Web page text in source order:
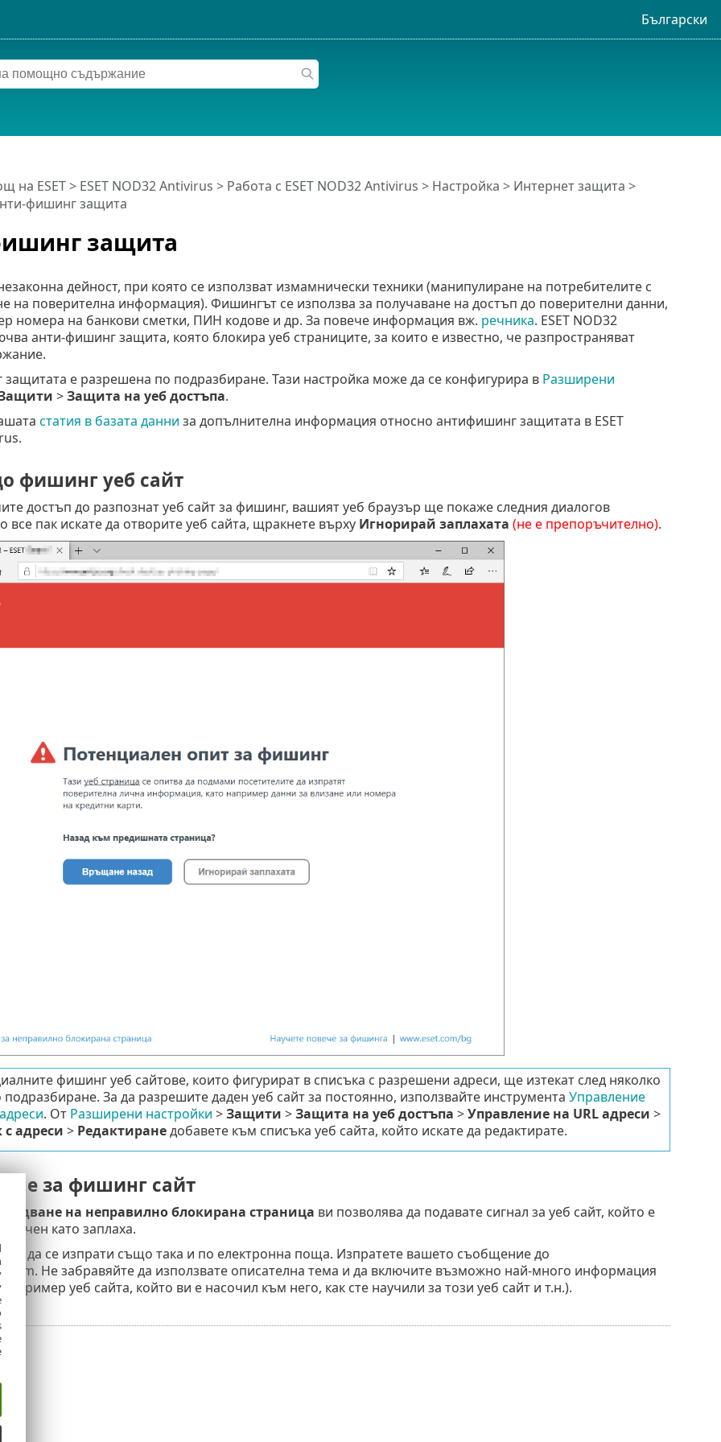
Български
защита
на ESET> ESET NOD32 Antivirus > Работа с ESET NOD32 Antivirus > Настройка > Интернет защита >
фишинг защита
дейност, при която се използват измамнически техники (манипулиране на потребителите с
на поверителна информация). Фишингът се използва за получаване на достъп до поверителни данни,
номера на банкови сметки, ПИН кодове и др. За повече информация вж. речника. ESET NOD32
анти-фишинг защита, която блокира уеб страниците, за които е известно, че разпространяват
е разрешена по подразбиране. Тази настройка може да се конфигурира в Разширени
>Защита на уеб достъпа.
статия в базата данни за допълнителна информация относно антифишинг защитата в ESET
фишинг уеб сайт
достъп до разпознат уеб сайт за фишинг, вашият уеб браузър ще покаже следния диалогов
все пак искате да отворите уеб сайта, щракнете върху Игнорирай заплахата (не е препоръчително).
фишинг уеб сайтове, които фигурират в списъка с разрешени адреси, ще изтекат след няколко
подразбиране. За да разрешите даден уеб сайт за постоянно, използвайте инструмента Управление
. От Разширени настройки >Защити >Защита на уеб достъпа >Управление на URL адреси >
с адреси > Редактиранедобавете към списъка уеб сайта, който искате да редактирате.
за фишинг сайт
на неправилно блокирана страница ви позволява да подавате сигнал за уеб сайт, който е
като заплаха.
да се изпрати също така и по електронна поща. Изпратете вашето съобщение до
Не забравяйте да използвате описателна тема и да включите възможно най-много информация
уеб сайта, който ви е насочил към него, как сте научили за този уеб сайт и т.н.).